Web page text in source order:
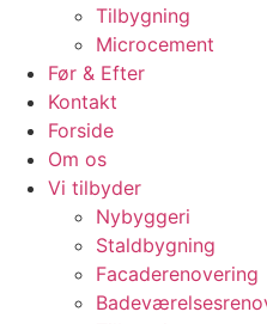
Tilbygning
Microcement
Før & Efter
Kontakt
Forside
Om os
Vi tilbyder
Nybyggeri
Staldbygning​
Facaderenovering